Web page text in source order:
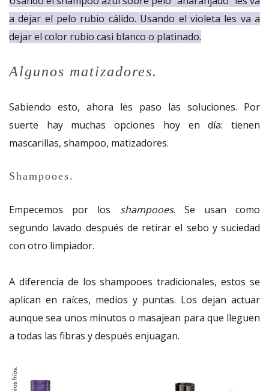
a dejar el pelo rubio cálido. Usando el violeta les va a
dejar el color rubio casi blanco o platinado.
Algunos matizadores.
Sabiendo esto, ahora les paso las soluciones. Por
suerte hay muchas opciones hoy en día: tienen
mascarillas, shampoo, matizadores.
Shampooes.
Empecemos por los shampooes. Se usan como
segundo lavado después de retirar el sebo y suciedad
con otro limpiador.
A diferencia de los shampooes tradicionales, estos se
aplican en raíces, medios y puntas. Los dejan actuar
aunque sea unos minutos o masajean para que lleguen
a todas las fibras y después enjuagan.